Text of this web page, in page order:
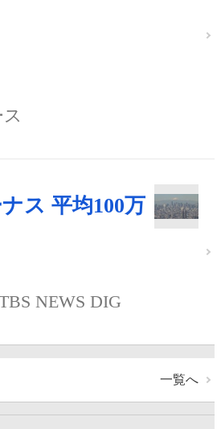
ス 平均100万
NEWS DIG
一覧へ